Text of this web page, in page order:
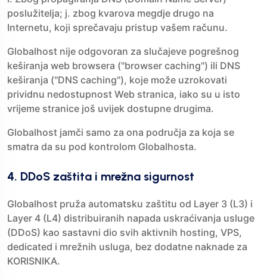
poslužitelja; j. zbog kvarova megdje drugo na
Internetu, koji sprečavaju pristup vašem računu.
Globalhost nije odgovoran za slučajeve pogrešnog
keširanja web browsera ("browser caching") ili DNS
keširanja ("DNS caching"), koje može uzrokovati
prividnu nedostupnost Web stranica, iako su u isto
vrijeme stranice još uvijek dostupne drugima.
Globalhost jamči samo za ona područja za koja se
smatra da su pod kontrolom Globalhosta.
4. DDoS zaštita i mrežna sigurnost
Globalhost pruža automatsku zaštitu od Layer 3 (L3) i
Layer 4 (L4) distribuiranih napada uskraćivanja usluge
(DDoS) kao sastavni dio svih aktivnih hosting, VPS,
dedicated i mrežnih usluga, bez dodatne naknade za
KORISNIKA.